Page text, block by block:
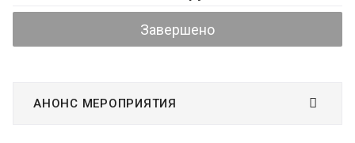
Завершено
АНОНС МЕРОПРИЯТИЯ